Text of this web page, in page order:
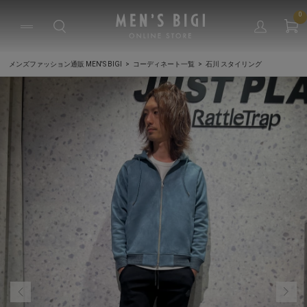
0
メンズファッション通販 MEN'S BIGI コーディネート一覧 石川 スタイリング